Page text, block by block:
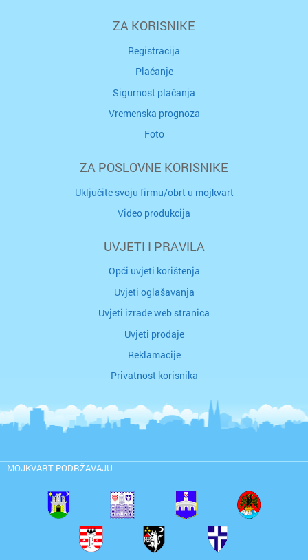
ZA KORISNIKE
Registracija
Plaćanje
Sigurnost plaćanja
Vremenska prognoza
Foto
ZA POSLOVNE KORISNIKE
Uključite svoju firmu/obrt u mojkvart
Video produkcija
UVJETI I PRAVILA
Opći uvjeti korištenja
Uvjeti oglašavanja
Uvjeti izrade web stranica
Uvjeti prodaje
Reklamacije
Privatnost korisnika
MOJKVART PODRŽAVAJU